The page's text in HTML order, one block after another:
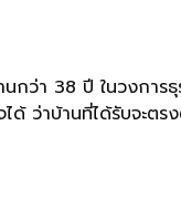
กว่า 38 ปี ในวงการ
ว่าบ้านที่ได้รับจะตร